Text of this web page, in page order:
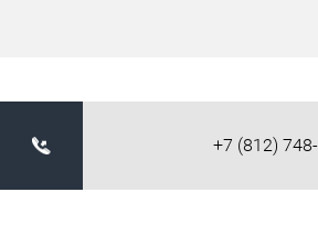
+7 (812)